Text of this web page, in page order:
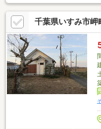
千葉県いすみ市岬